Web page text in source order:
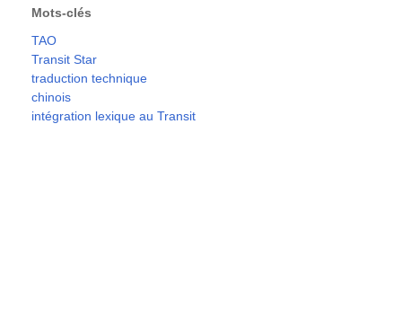
Mots-clés
TAO
Transit Star
traduction technique
chinois
intégration lexique au Transit